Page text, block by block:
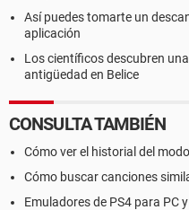
Así puedes tomarte un
aplicación
Los científicos descubren
antigüedad en Belice
CONSULTA TAMBIÉN
Cómo ver el historial del
Cómo buscar canciones
Emuladores de PS4 para PC